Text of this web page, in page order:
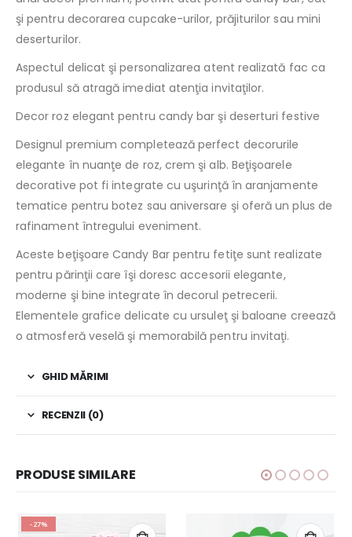
şi pentru decorarea cupcake-urilor, prăjiturilor sau mini
deserturilor.
Aspectul delicat şi personalizarea atent realizată fac ca
produsul să atragă imediat atenţia invitaţilor.
Decor roz elegant pentru candy bar şi deserturi festive
Designul premium completează perfect decorurile
elegante în nuanţe de roz, crem şi alb. Beţişoarele
decorative pot fi integrate cu uşurinţă în aranjamente
tematice pentru botez sau aniversare şi oferă un plus de
rafinament întregului eveniment.
Aceste beţişoare Candy Bar pentru fetiţe sunt realizate
pentru părinţii care îşi doresc accesorii elegante,
moderne şi bine integrate în decorul petrecerii.
Elementele grafice delicate cu ursuleţ şi baloane creează
o atmosferă veselă şi memorabilă pentru invitaţi.
GHID MĂRIMI
RECENZII (0)
PRODUSE SIMILARE
-27%